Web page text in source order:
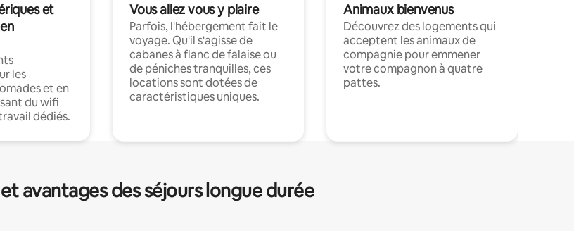
et
les
et en
du wifi
dédiés.
Vous allez vous y plaire
Parfois, l'hébergement fait le
voyage. Qu'il s'agisse de
cabanes à flanc de falaise ou
de péniches tranquilles, ces
locations sont dotées de
caractéristiques uniques.
Animaux bienvenus
Découvrez des logements qui
acceptent les animaux de
compagnie pour emmener
votre compagnon à quatre
pattes.
avantages des séjours longue durée